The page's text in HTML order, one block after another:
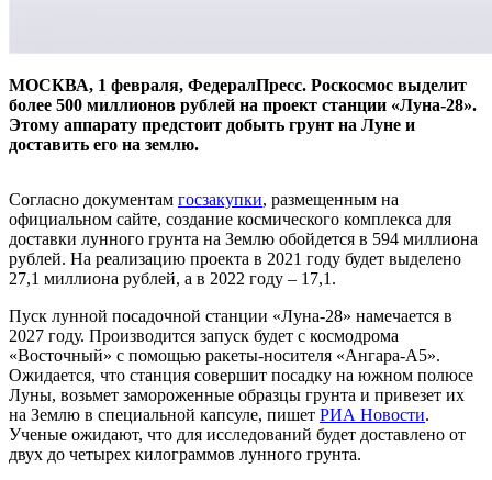
МОСКВА, 1 февраля, ФедералПресс. Роскосмос выделит
более 500 миллионов рублей на проект станции «Луна-28».
Этому аппарату предстоит добыть грунт на Луне и
доставить его на землю.
Согласно документам госзакупки, размещенным на
официальном сайте, создание космического комплекса для
доставки лунного грунта на Землю обойдется в 594 миллиона
рублей. На реализацию проекта в 2021 году будет выделено
27,1 миллиона рублей, а в 2022 году – 17,1.
Пуск лунной посадочной станции «Луна-28» намечается в
2027 году. Производится запуск будет с космодрома
«Восточный» с помощью ракеты-носителя «Ангара-А5».
Ожидается, что станция совершит посадку на южном полюсе
Луны, возьмет замороженные образцы грунта и привезет их
на Землю в специальной капсуле, пишет РИА Новости.
Ученые ожидают, что для исследований будет доставлено от
двух до четырех килограммов лунного грунта.